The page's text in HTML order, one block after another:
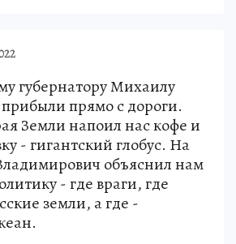
губернатору Михаилу
прямо с дороги.
Земли напоил нас кофе и
- гигантский глобус. На
объяснил нам
- где враги, где
земли, а где -